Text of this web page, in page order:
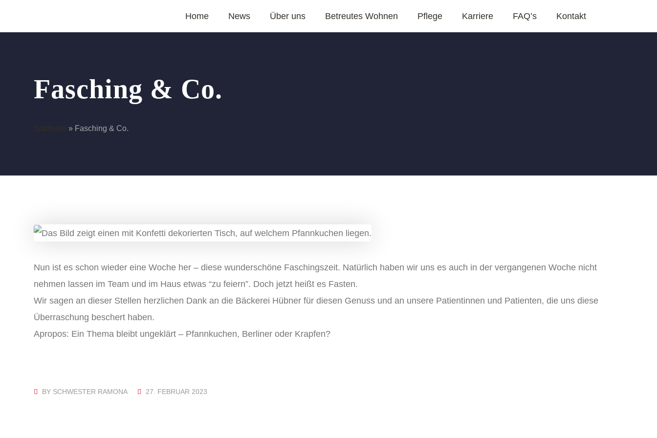
Home News Über uns Betreutes Wohnen Pflege Karriere FAQ’s Kontakt
Fasching & Co.
» Fasching & Co.
Nun ist es schon wieder eine Woche her – diese wunderschöne Faschingszeit. Natürlich haben wir uns es auch in der vergangenen Woche nicht
nehmen lassen im Team und im Haus etwas “zu feiern”. Doch jetzt heißt es Fasten.
Wir sagen an dieser Stellen herzlichen Dank an die Bäckerei Hübner für diesen Genuss und an unsere Patientinnen und Patienten, die uns diese
Überraschung beschert haben.
Apropos: Ein Thema bleibt ungeklärt – Pfannkuchen, Berliner oder Krapfen?
BY SCHWESTER RAMONA 27. FEBRUAR 2023